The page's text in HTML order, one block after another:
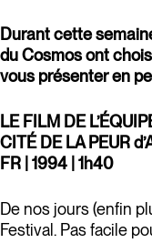
Durant cette
du Cosmos ont
vous présenter en
LE FILM DE
CITÉ DE LA PEUR
FR | 1994 | 1h40
De nos jours (enfin
Festival. Pas facile